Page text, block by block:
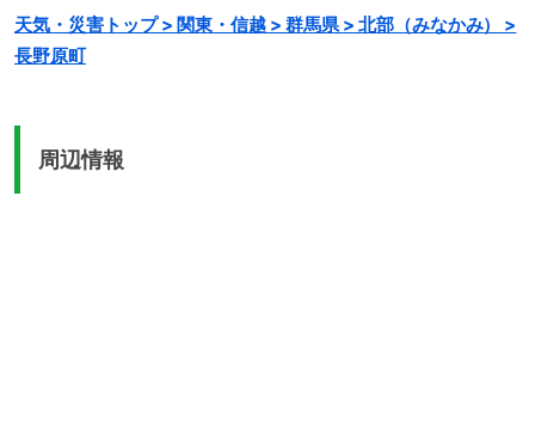
天気・災害トップ > 関東・信越 > 群馬県 > 北部（みなかみ） >
長野原町
周辺情報